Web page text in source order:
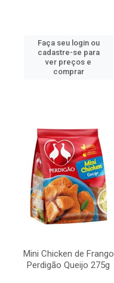
Faça seu login ou
cadastre-se para
ver preços e
comprar
Mini Chicken de Frango
Perdigão Queijo 275g